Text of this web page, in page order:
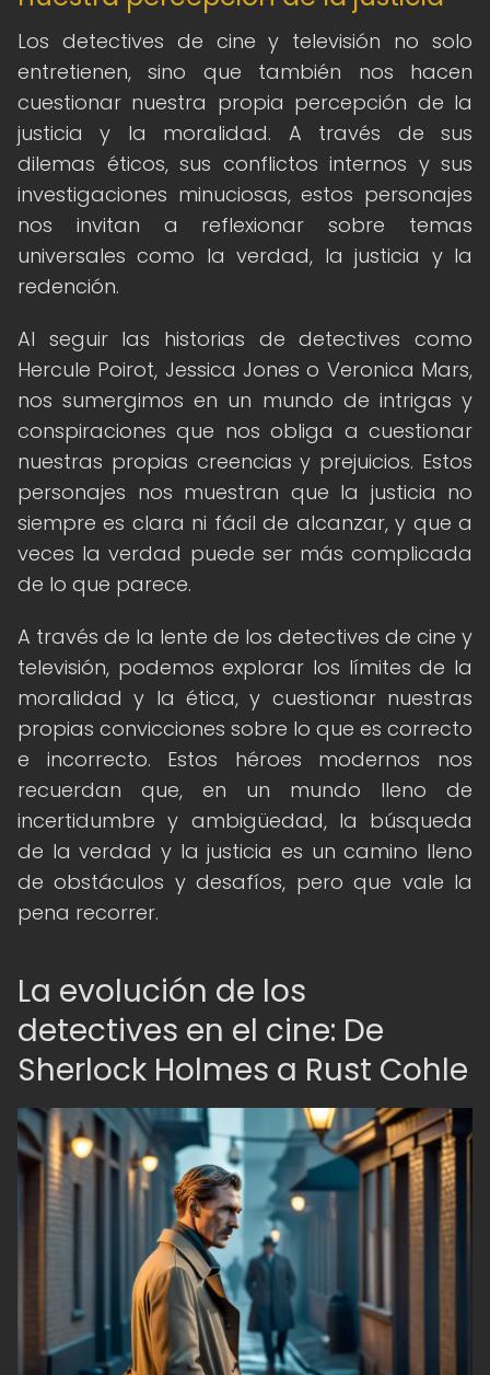
Los detectives de cine y televisión no solo
entretienen, sino que también nos hacen
cuestionar nuestra propia percepción de la
justicia y la moralidad. A través de sus
dilemas éticos, sus conflictos internos y sus
investigaciones minuciosas, estos personajes
nos invitan a reflexionar sobre temas
universales como la verdad, la justicia y la
redención.
Al seguir las historias de detectives como
Hercule Poirot, Jessica Jones o Veronica Mars,
nos sumergimos en un mundo de intrigas y
conspiraciones que nos obliga a cuestionar
nuestras propias creencias y prejuicios. Estos
personajes nos muestran que la justicia no
siempre es clara ni fácil de alcanzar, y que a
veces la verdad puede ser más complicada
de lo que parece.
A través de la lente de los detectives de cine y
televisión, podemos explorar los límites de la
moralidad y la ética, y cuestionar nuestras
propias convicciones sobre lo que es correcto
e incorrecto. Estos héroes modernos nos
recuerdan que, en un mundo lleno de
incertidumbre y ambigüedad, la búsqueda
de la verdad y la justicia es un camino lleno
de obstáculos y desafíos, pero que vale la
pena recorrer.
La evolución de los
detectives en el cine: De
Sherlock Holmes a Rust Cohle